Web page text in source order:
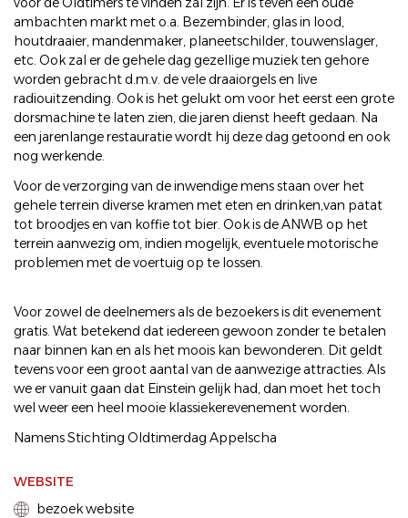
ambachten markt met o.a. Bezembinder, glas in lood,
houtdraaier, mandenmaker, planeetschilder, touwenslager,
etc. Ook zal er de gehele dag gezellige muziek ten gehore
worden gebracht d.m.v. de vele draaiorgels en live
radiouitzending. Ook is het gelukt om voor het eerst een grote
dorsmachine te laten zien, die jaren dienst heeft gedaan. Na
een jarenlange restauratie wordt hij deze dag getoond en ook
nog werkende.
Voor de verzorging van de inwendige mens staan over het
gehele terrein diverse kramen met eten en drinken,van patat
tot broodjes en van koffie tot bier. Ook is de ANWB op het
terrein aanwezig om, indien mogelijk, eventuele motorische
problemen met de voertuig op te lossen.
Voor zowel de deelnemers als de bezoekers is dit evenement
gratis. Wat betekend dat iedereen gewoon zonder te betalen
naar binnen kan en als het moois kan bewonderen. Dit geldt
tevens voor een groot aantal van de aanwezige attracties. Als
we er vanuit gaan dat Einstein gelijk had, dan moet het toch
wel weer een heel mooie klassiekerevenement worden.
Namens Stichting Oldtimerdag Appelscha
WEBSITE
bezoek website